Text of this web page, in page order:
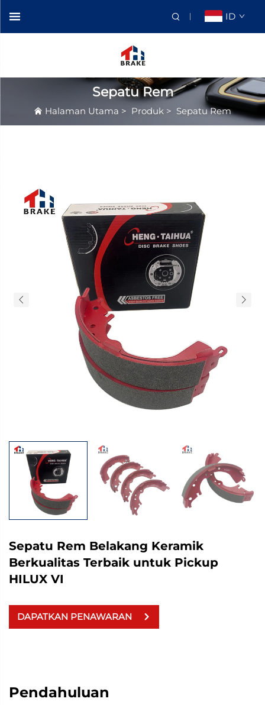
ID
Sepatu Rem
Halaman Utama > Produk > Sepatu Rem
Sepatu Rem Belakang Keramik
Berkualitas Terbaik untuk Pickup
HILUX VI
DAPATKAN PENAWARAN
Pendahuluan